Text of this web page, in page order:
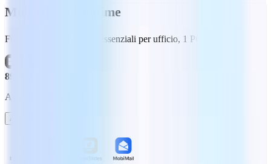
MobiOffice Lifetime
Funzionalità di modifica essenziali per ufficio, 1 PC o Mac
89,99 €
Acquisto una tantum
Acquista ora